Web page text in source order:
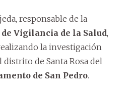
responsable de la
Vigilancia de la Salud,
la investigación
de Santa Rosa del
de San Pedro.